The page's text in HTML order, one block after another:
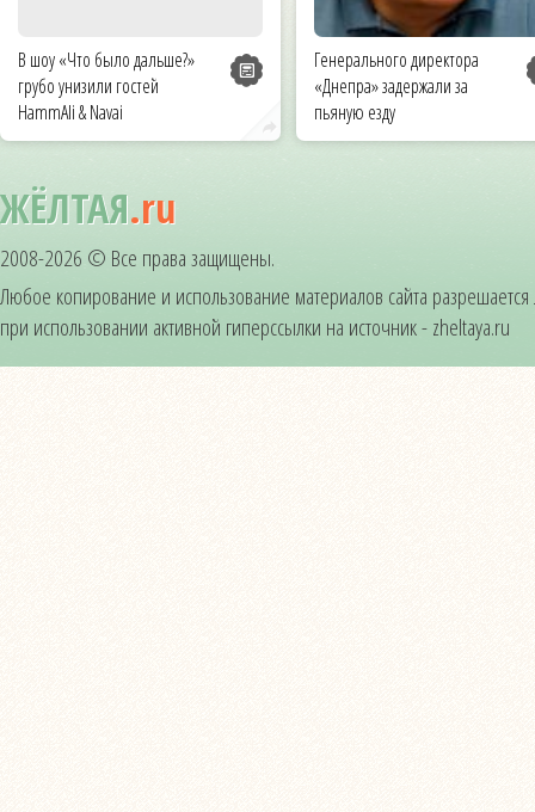
В шоу «Что было дальше?»
грубо унизили гостей
HammAli & Navai
Генерального директора
«Днепра» задержали за
пьяную езду
ЖЁЛТАЯ.ru
2008-2026 © Все права защищены.
Любое копирование и использование материалов сайта
при использовании активной гиперссылки на источник - zheltaya.ru